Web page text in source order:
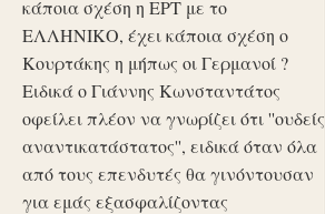
κάποια σχέση η ΕΡΤ με το
ΕΛΛΗΝΙΚΟ, έχει κάποια σχέση ο
Κουρτάκης η μήπως οι Γερμανοί ?
Ειδικά ο Γιάννης Κωνσταντάτος
οφείλει πλέον να γνωρίζει ότι ''ουδείς
αναντικατάστατος'', ειδικά όταν όλα
από τους επενδυτές θα γινόντουσαν
για εμάς εξασφαλίζοντας